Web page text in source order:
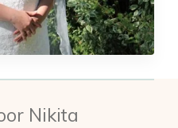
Nikita